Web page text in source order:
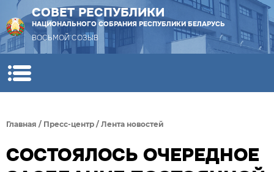
СОВЕТ РЕСПУБЛИКИ
НАЦИОНАЛЬНОГО СОБРАНИЯ РЕСПУБЛИКИ БЕЛАРУСЬ
ВОСЬМОЙ СОЗЫВ
Главная / Пресс-центр / Лента новостей
СОСТОЯЛОСЬ ОЧЕРЕДНОЕ